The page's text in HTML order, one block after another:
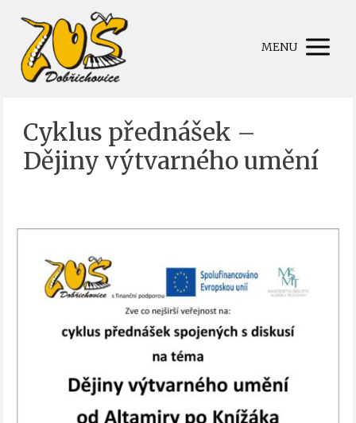
MENU
Cyklus přednášek –
Dějiny výtvarného umění